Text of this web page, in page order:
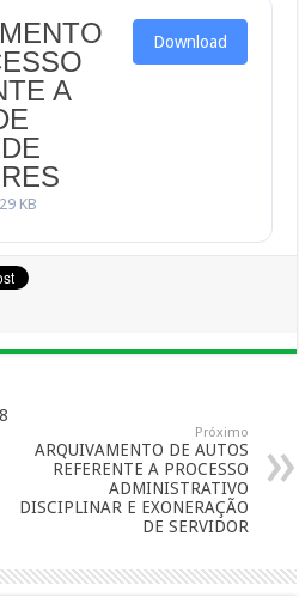
A
KB
Download
Próximo
ARQUIVAMENTO DE AUTOS
REFERENTE A PROCESSO
ADMINISTRATIVO
DISCIPLINAR E EXONERAÇÃO
DE SERVIDOR